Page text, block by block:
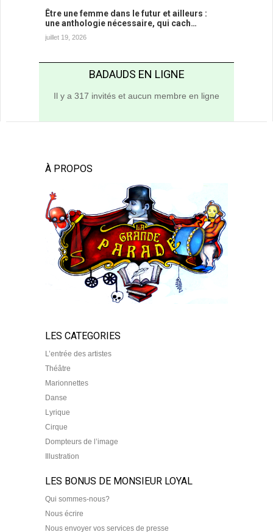
Être une femme dans le futur et ailleurs :
une anthologie nécessaire, qui cach…
juillet 19, 2026
BADAUDS EN LIGNE
Il y a 317 invités et aucun membre en ligne
À PROPOS
LES CATEGORIES
L’entrée des artistes
Théâtre
Marionnettes
Danse
Lyrique
Cirque
Dompteurs de l’image
Illustration
LES BONUS DE MONSIEUR LOYAL
Qui sommes-nous?
Nous écrire
Nous envoyer vos services de presse